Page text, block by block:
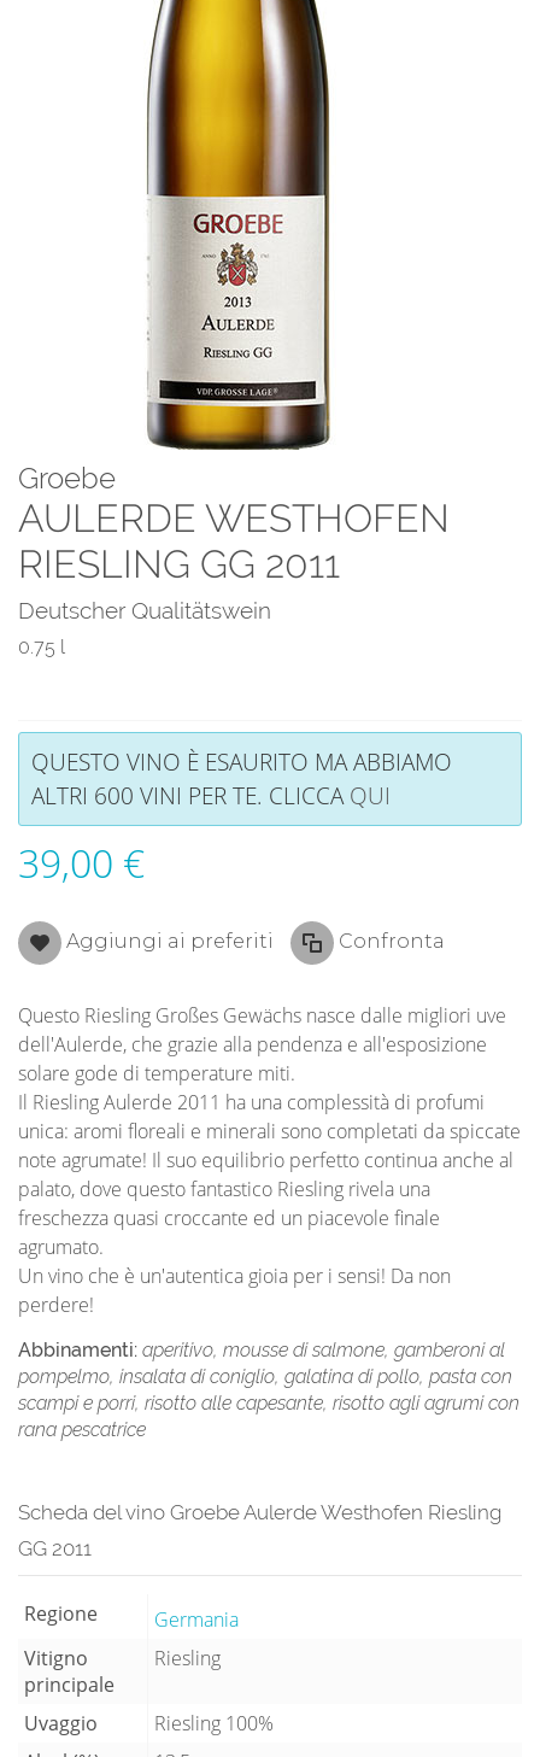
Groebe
AULERDE WESTHOFEN
RIESLING GG 2011
Deutscher Qualitätswein
0.75 l
QUESTO VINO È ESAURITO MA ABBIAMO
ALTRI 600 VINI PER TE. CLICCAQUI
39,00 €
Aggiungi ai preferiti Confronta
Questo Riesling Großes Gewächs nasce dalle migliori uve
dell'Aulerde, che grazie alla pendenza e all'esposizione
solare gode di temperature miti.
Il Riesling Aulerde 2011 ha una complessità di profumi
unica: aromi floreali e minerali sono completati da spiccate
note agrumate! Il suo equilibrio perfetto continua anche al
palato, dove questo fantastico Riesling rivela una
freschezza quasi croccante ed un piacevole finale
agrumato.
Un vino che è un'autentica gioia per i sensi! Da non
perdere!
Abbinamenti: aperitivo, mousse di salmone, gamberoni al
pompelmo, insalata di coniglio, galatina di pollo, pasta con
scampi e porri, risotto alle capesante, risotto agli agrumi con
rana pescatrice
Scheda del vino Groebe Aulerde Westhofen Riesling
GG 2011
Regione
Germania
Vitigno
principale
Riesling
Uvaggio
Riesling 100%